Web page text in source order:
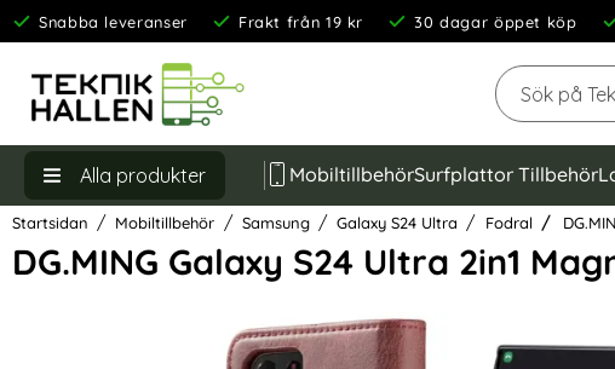
Snabba leveranser Frakt från 19 kr 30 dagar öppet köp
Sök
Alla produkter MobiltillbehörSurfplattor Tillbehör
Startsidan Mobiltillbehör Samsung Galaxy S24 Ultra Fodral
DG.MING Galaxy S24 Ultra 2in1
Hoppa
över